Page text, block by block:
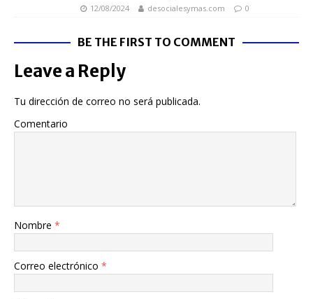
12/08/2024 desocialesymas.com 0
BE THE FIRST TO COMMENT
Leave a Reply
Tu dirección de correo no será publicada.
Comentario
Nombre *
Correo electrónico *